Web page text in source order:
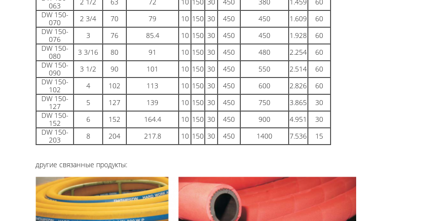
063
DW 150-
070
2 3/4 70 79 10 150 30 450 450 1.609
60
DW 150-
076
3 76 85.4 10 150 30 450 450 1.928
60
DW 150-
080
3 3/16 80 91 10 150 30 450 480 2.254
60
DW 150-
090
3 1/2 90 101 10 150 30 450 550 2.514
60
DW 150-
102
4 102 113 10 150 30 450 600 2.826
60
DW 150-
127
5 127 139 10 150 30 450 750 3.865
30
DW 150-
152
6 152 164.4 10 150 30 450 900 4.951
30
DW 150-
203
8 204 217.8 10 150 30 450 1400 7.536 15
другие связанные продукты: